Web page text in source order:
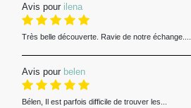
Avis pour ilena
Très belle découverte. Ravie de notre échange....
Avis pour belen
Bélen, Il est parfois difficile de trouver les...